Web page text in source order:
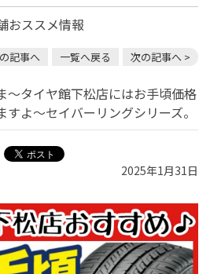
おススメ情報
記事へ 一覧へ戻る 次の記事へ >
〜タイヤ館下松店にはお手頃価格
よ〜セイバーリングシリーズ。
2025年1月31日